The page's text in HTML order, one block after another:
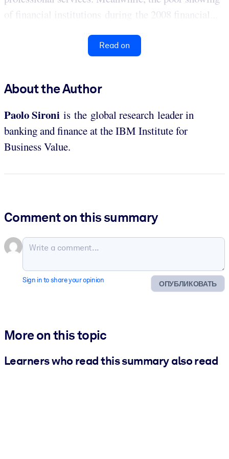
of financial institutions during the 2008 financial...
Read on
About the Author
PaoloSironi is the global research leader in
banking and finance at the IBM Institute for
Business Value.
Comment on this summary
ОПУБЛИКОВАТЬ
Sign in to share your opinion
More on this topic
Learners who read this summary also read